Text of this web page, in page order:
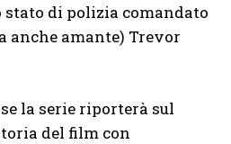
stato di polizia comandato
anche amante) Trevor
la serie riporterà sul
del film con